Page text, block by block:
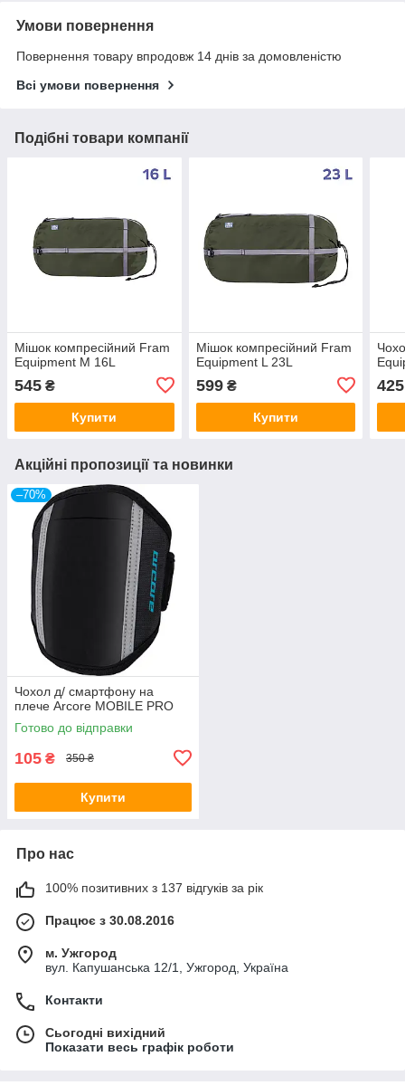
Умови повернення
Повернення товару впродовж 14 днів за домовленістю
Всі умови повернення
Подібні товари компанії
Мішок компресійний Fram
Equipment M 16L
545 ₴
Купити
Мішок компресійний Fram
Equipment L 23L
599₴
Купити
425
Акційні пропозиції та новинки
–70%
Чохол д/ смартфону на
плече Arcore MOBILE PRO
Готово до відправки
105 ₴ 350 ₴
Купити
Про нас
100% позитивних з 137 відгуків за рік
Працює з 30.08.2016
м. Ужгород
вул. Капушанська 12/1, Ужгород, Україна
Контакти
Сьогодні вихідний
Показати весь графік роботи